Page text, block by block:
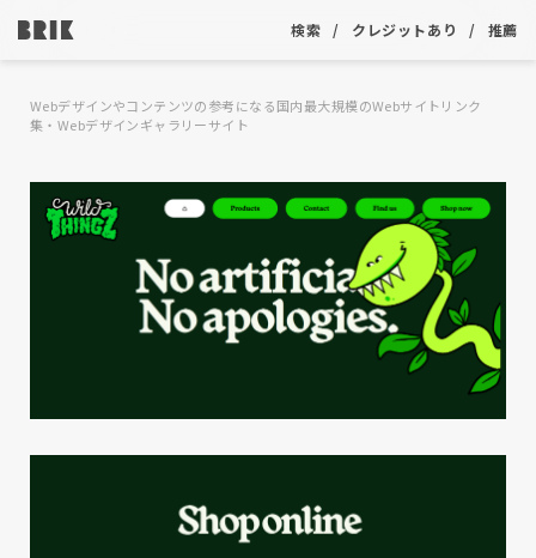
検索 クレジットあり 推薦
Webデザインやコンテンツの参考になる国内最大規模のWebサイトリンク
集・Webデザインギャラリーサイト